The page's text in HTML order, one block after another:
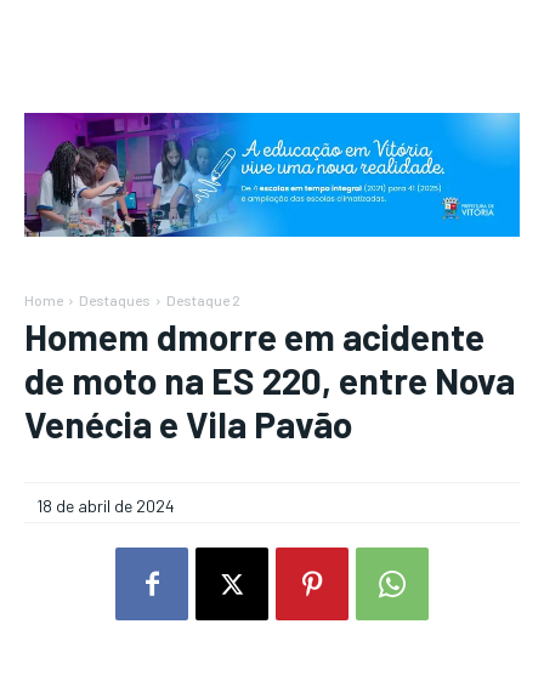
Home Destaques Destaque 2
Homem dmorre em acidente
de moto na ES 220, entre Nova
Venécia e Vila Pavão
18 de abril de 2024